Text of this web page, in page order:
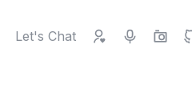
Let's Chat